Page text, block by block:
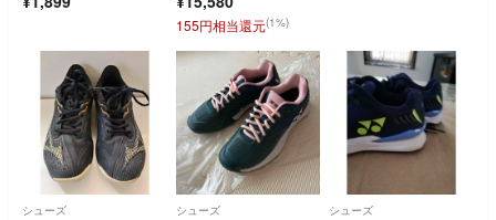
155円相当還元(1%)
シューズ シューズ シューズ